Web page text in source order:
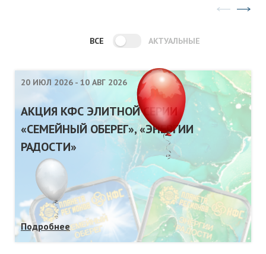
ВСЕ АКТУАЛЬНЫЕ
20 ИЮЛ 2026 - 10 АВГ 2026
АКЦИЯ КФС ЭЛИТНОЙ СЕРИИ
«СЕМЕЙНЫЙ ОБЕРЕГ», «ЭНЕРГИИ
РАДОСТИ»
Подробнее